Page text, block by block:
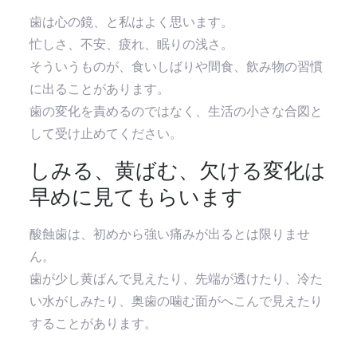
歯は心の鏡、と私はよく思います。
忙しさ、不安、疲れ、眠りの浅さ。
そういうものが、食いしばりや間食、飲み物の習慣
に出ることがあります。
歯の変化を責めるのではなく、生活の小さな合図と
して受け止めてください。
しみる、黄ばむ、欠ける変化は
早めに見てもらいます
酸蝕歯は、初めから強い痛みが出るとは限りませ
ん。
歯が少し黄ばんで見えたり、先端が透けたり、冷た
い水がしみたり、奥歯の噛む面がへこんで見えたり
することがあります。